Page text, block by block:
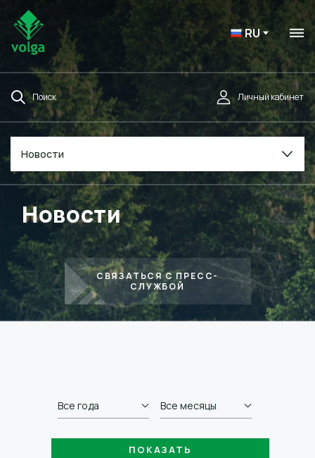
RU
Поиск Личный кабинет
Новости
Новости
СВЯЗАТЬСЯ С ПРЕСС-
СЛУЖБОЙ
Все года Все месяцы